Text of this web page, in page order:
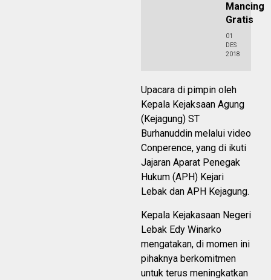
Mancing
Gratis
01
DES
2018
Upacara di pimpin oleh
Kepala Kejaksaan Agung
(Kejagung) ST
Burhanuddin melalui video
Conperence, yang di ikuti
Jajaran Aparat Penegak
Hukum (APH) Kejari
Lebak dan APH Kejagung.
Kepala Kejakasaan Negeri
Lebak Edy Winarko
mengatakan, di momen ini
pihaknya berkomitmen
untuk terus meningkatkan